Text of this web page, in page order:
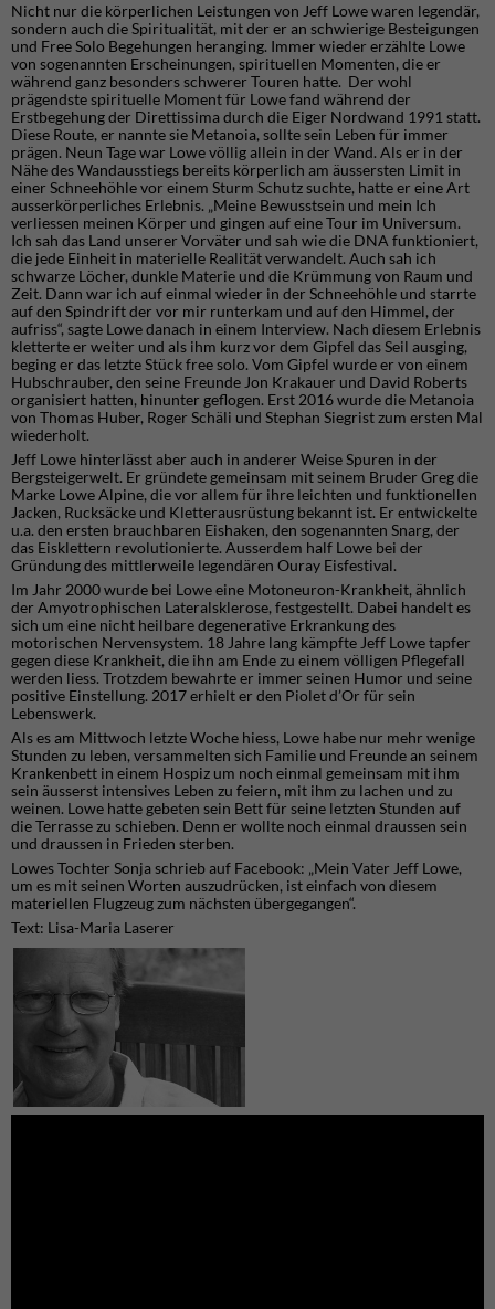
Nicht nur die körperlichen Leistungen von Jeff Lowe waren legendär,
sondern auch die Spiritualität, mit der er an schwierige Besteigungen
und Free Solo Begehungen heranging. Immer wieder erzählte Lowe
von sogenannten Erscheinungen, spirituellen Momenten, die er
während ganz besonders schwerer Touren hatte. Der wohl
prägendste spirituelle Moment für Lowe fand während der
Erstbegehung der Direttissima durch die Eiger Nordwand 1991 statt.
Diese Route, er nannte sie Metanoia, sollte sein Leben für immer
prägen. Neun Tage war Lowe völlig allein in der Wand. Als er in der
Nähe des Wandausstiegs bereits körperlich am äussersten Limit in
einer Schneehöhle vor einem Sturm Schutz suchte, hatte er eine Art
ausserkörperliches Erlebnis. „Meine Bewusstsein und mein Ich
verliessen meinen Körper und gingen auf eine Tour im Universum.
Ich sah das Land unserer Vorväter und sah wie die DNA funktioniert,
die jede Einheit in materielle Realität verwandelt. Auch sah ich
schwarze Löcher, dunkle Materie und die Krümmung von Raum und
Zeit. Dann war ich auf einmal wieder in der Schneehöhle und starrte
auf den Spindrift der vor mir runterkam und auf den Himmel, der
aufriss“, sagte Lowe danach in einem Interview. Nach diesem Erlebnis
kletterte er weiter und als ihm kurz vor dem Gipfel das Seil ausging,
beging er das letzte Stück free solo. Vom Gipfel wurde er von einem
Hubschrauber, den seine Freunde Jon Krakauer und David Roberts
organisiert hatten, hinunter geflogen. Erst 2016 wurde die Metanoia
von Thomas Huber, Roger Schäli und Stephan Siegrist zum ersten Mal
wiederholt.
Jeff Lowe hinterlässt aber auch in anderer Weise Spuren in der
Bergsteigerwelt. Er gründete gemeinsam mit seinem Bruder Greg die
Marke Lowe Alpine, die vor allem für ihre leichten und funktionellen
Jacken, Rucksäcke und Kletterausrüstung bekannt ist. Er entwickelte
u.a. den ersten brauchbaren Eishaken, den sogenannten Snarg, der
das Eisklettern revolutionierte. Ausserdem half Lowe bei der
Gründung des mittlerweile legendären Ouray Eisfestival.
Im Jahr 2000 wurde bei Lowe eine Motoneuron-Krankheit, ähnlich
der Amyotrophischen Lateralsklerose, festgestellt. Dabei handelt es
sich um eine nicht heilbare degenerative Erkrankung des
motorischen Nervensystem. 18 Jahre lang kämpfte Jeff Lowe tapfer
gegen diese Krankheit, die ihn am Ende zu einem völligen Pflegefall
werden liess. Trotzdem bewahrte er immer seinen Humor und seine
positive Einstellung. 2017 erhielt er den Piolet d’Or für sein
Lebenswerk.
Als es am Mittwoch letzte Woche hiess, Lowe habe nur mehr wenige
Stunden zu leben, versammelten sich Familie und Freunde an seinem
Krankenbett in einem Hospiz um noch einmal gemeinsam mit ihm
sein äusserst intensives Leben zu feiern, mit ihm zu lachen und zu
weinen. Lowe hatte gebeten sein Bett für seine letzten Stunden auf
die Terrasse zu schieben. Denn er wollte noch einmal draussen sein
und draussen in Frieden sterben.
Lowes Tochter Sonja schrieb auf Facebook: „Mein Vater Jeff Lowe,
um es mit seinen Worten auszudrücken, ist einfach von diesem
materiellen Flugzeug zum nächsten übergegangen“.
Text: Lisa-Maria Laserer